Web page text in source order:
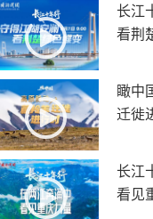
长江
看荆
瞰中
迁徙
长江
看见